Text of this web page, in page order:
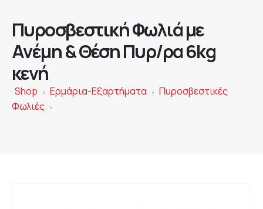
Πυροσβεστική Φωλιά με
Ανέμη & Θέση Πυρ/ρα 6kg
κενή
Shop > Ερμάρια-Εξαρτήματα > Πυροσβεστικές
Φωλιές
>